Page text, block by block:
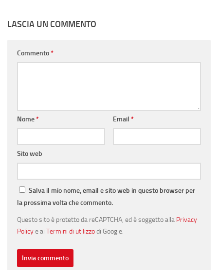
LASCIA UN COMMENTO
Commento*
Nome* Email *
Sito web
Salva il mio nome, email e sito web in questo browser per
la prossima volta che commento.
Questo sito è protetto da reCAPTCHA, ed è soggetto alla Privacy
Policye ai Termini di utilizzodi Google.